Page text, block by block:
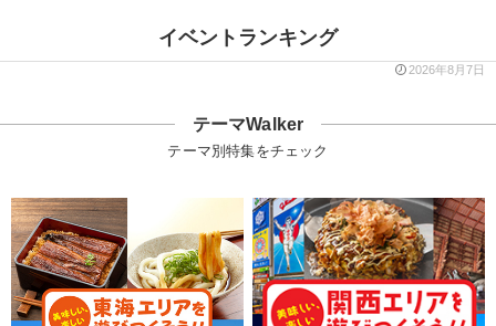
イベントランキング
2026年8月7日
テーマWalker
テーマ別特集をチェック